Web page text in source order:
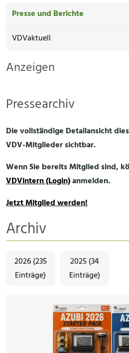
Presse und Berichte
VDVaktuell
Anzeigen
Pressearchiv
Die vollständige Detailansicht
VDV-Mitglieder sichtbar.
Wenn Sie bereits Mitglied sind,
VDVintern (Login)anmelden.
Jetzt Mitglied werden!
Archiv
2026 (235
Einträge)
2025 (34
Einträge)